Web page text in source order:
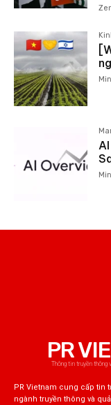
PR
Thông tin truyền thông
PR Vietnam cung cấp tin
ngành truyền thông và